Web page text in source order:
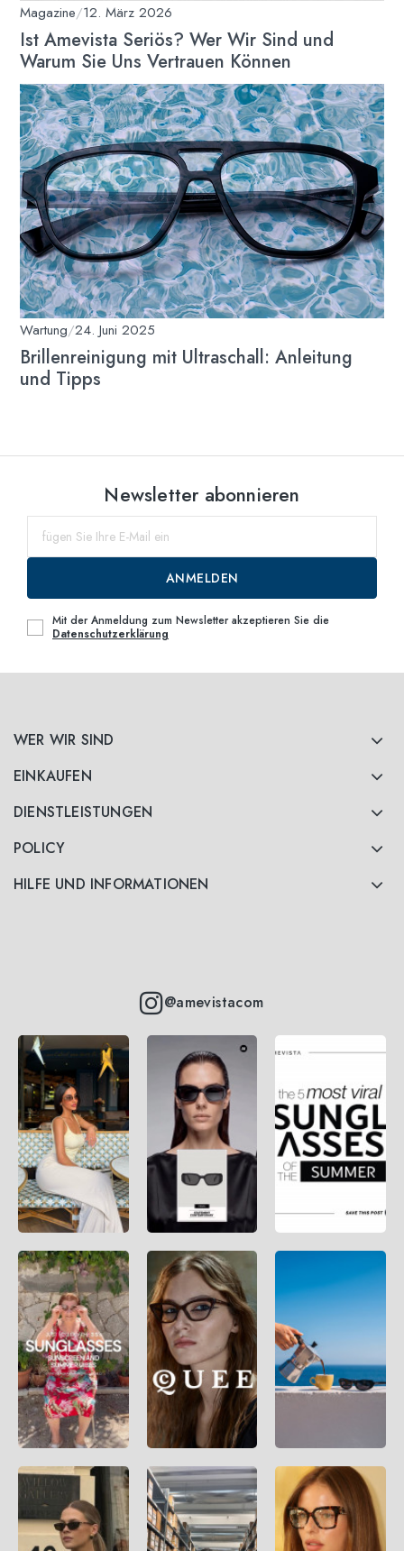
Magazine/12. März 2026
Ist Amevista Seriös? Wer Wir Sind und
Warum Sie Uns Vertrauen Können
Wartung/24. Juni 2025
Brillenreinigung mit Ultraschall: Anleitung
und Tipps
WER WIR SIND
EINKAUFEN
DIENSTLEISTUNGEN
POLICY
HILFE UND INFORMATIONEN
@amevistacom
Newsletter abonnieren
ANMELDEN
Mit der Anmeldung zum Newsletter akzeptieren Sie die
Datenschutzerklärung